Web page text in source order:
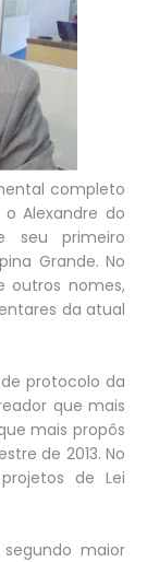
completo
o Alexandre do
seu primeiro
Grande. No
outros nomes,
da atual
protocolo da
que mais
mais propôs
de 2013. No
de Lei
maior